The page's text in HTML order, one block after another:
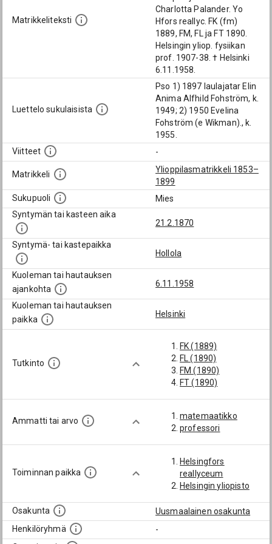
Matrikkeliteksti
Charlotta Palander. Yo
Hfors reallyc. FK (fm)
1889, FM, FL ja FT 1890.
Helsingin yliop. fysiikan
prof. 1907-38. † Helsinki
6.11.1958.
Luettelo sukulaisista
Pso 1) 1897 laulajatar Elin
Anima Alfhild Fohström, k.
1949; 2) 1950 Evelina
Fohström (e Wikman)., k.
1955.
Viitteet
-
Matrikkeli
Ylioppilasmatrikkeli 1853–
1899
Sukupuoli
Mies
Syntymän tai kasteen aika
21.2.1870
Syntymä- tai kastepaikka
Hollola
Kuoleman tai hautauksen
ajankohta
6.11.1958
Kuoleman tai hautauksen
paikka
Helsinki
Tutkinto
FK (1889)
FL (1890)
FM (1890)
FT (1890)
Ammatti tai arvo
matemaatikko
professori
Toiminnan paikka
Helsingfors
reallyceum
Helsingin yliopisto
Osakunta
Uusmaalainen osakunta
Henkilöryhmä
-